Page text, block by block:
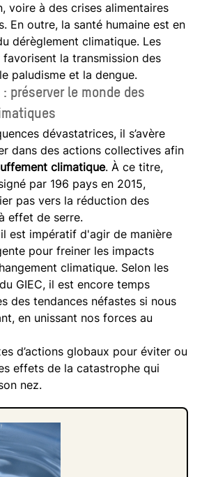
voire à des crises alimentaires
En outre, la santé humaine est en
dérèglement climatique. Les
la transmission des
paludisme et la dengue.
: préserver le monde des
dévastatrices, il s’avère
dans des actions collectives afin
climatique. À ce titre,
par 196 pays en 2015,
pas vers la réduction des
effet de serre.
est impératif d'agir de manière
pour freiner les impacts
climatique. Selon les
GIEC, il est encore temps
des tendances néfastes si nous
en unissant nos forces au
d’actions globaux pour éviter ou
effets de la catastrophe qui
nez.